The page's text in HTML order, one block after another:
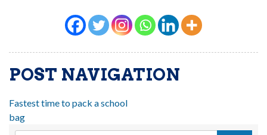
POST NAVIGATION
Fastest time to pack a school
bag